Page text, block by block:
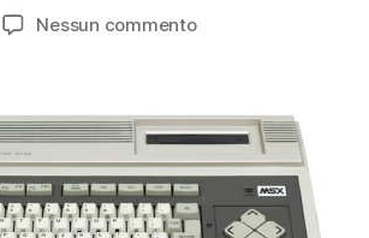
dell'articolo
Nessun commentosu
(1984)